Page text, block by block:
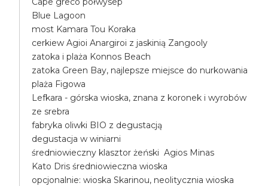
Blue Lagoon
most Kamara Tou Koraka
cerkiew Agioi Anargiroi z jaskinią Zangooly
zatoka i plaża Konnos Beach
zatoka Green Bay, najlepsze miejsce do nurkowania
plaża Figowa
Lefkara - górska wioska, znana z koronek i wyrobów
ze srebra
fabryka oliwki BIO z degustacją
degustacja w winiarni
średniowieczny klasztor żeński Agios Minas
Kato Dris średniowieczna wioska
opcjonalnie: wioska Skarinou, neolitycznia wioska